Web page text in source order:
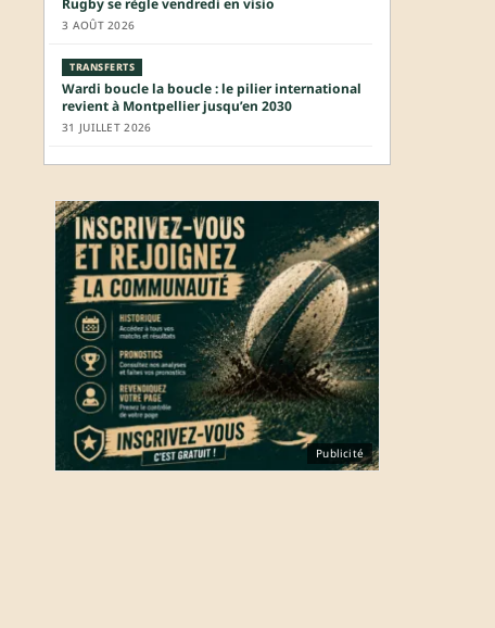
3 AOÛT 2026
TRANSFERTS
Wardi boucle la boucle : le pilier international
revient à Montpellier jusqu’en 2030
31 JUILLET 2026
Publicité